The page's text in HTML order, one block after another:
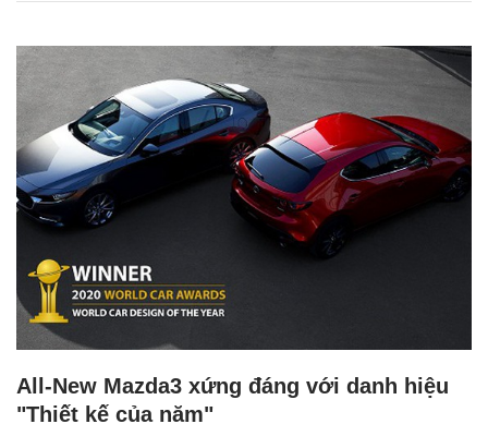
All-New Mazda3 xứng đáng với danh hiệu
"Thiết kế của năm"